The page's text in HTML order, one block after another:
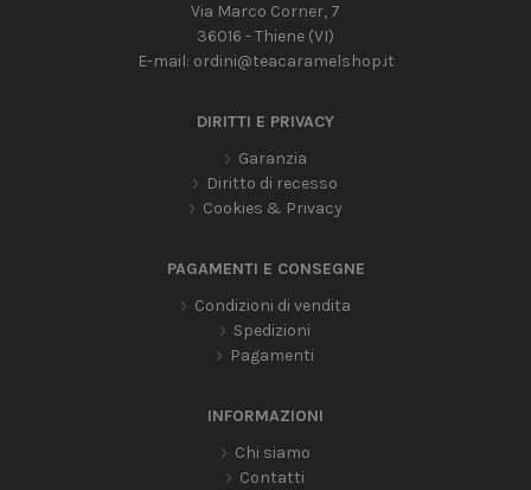
Via Marco Corner, 7
36016 - Thiene (VI)
E-mail: ordini@teacaramelshop.it
DIRITTI E PRIVACY
Garanzia
Diritto di recesso
Cookies & Privacy
PAGAMENTI E CONSEGNE
Condizioni di vendita
Spedizioni
Pagamenti
INFORMAZIONI
Chi siamo
Contatti